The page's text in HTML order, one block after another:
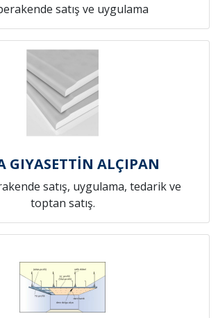
satış ve uygulama
GIYASETTİN ALÇIPAN
satış, uygulama, tedarik ve
toptan satış.